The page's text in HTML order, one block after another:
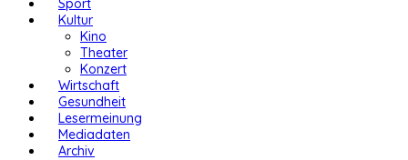
Sport
Kultur
Kino
Theater
Konzert
Wirtschaft
Gesundheit
Lesermeinung
Mediadaten
Archiv